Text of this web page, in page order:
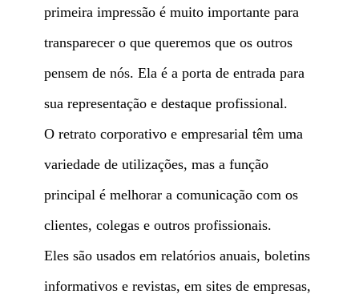
primeira impressão é muito importante para
transparecer o que queremos que os outros
pensem de nós. Ela é a porta de entrada para
sua representação e destaque profissional.
O retrato corporativo e empresarial têm uma
variedade de utilizações, mas a função
principal é melhorar a comunicação com os
clientes, colegas e outros profissionais.
Eles são usados em relatórios anuais, boletins
informativos e revistas, em sites de empresas,